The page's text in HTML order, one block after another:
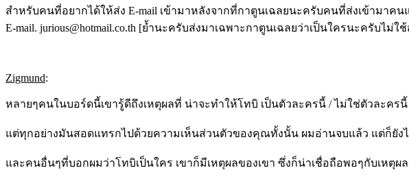
สำหรับคนที่อยากได้ให้ส่ง E-mail เข้ามาหลังจากที่กาตูนเฉลยนะครับคนที่ส่งเข้ามา
E-mail. jurious@hotmail.co.th [ย้ำนะครับส่งมาเฉพาะกาตูนเฉลยว่าเป็นใครนะครับไม่ใ
Zigmund:
หลายๆคนในบอร์ดนี้เขารู้ดีถึงเหตุผลที่ น่าจะทำให้โทบิ เป็นตัวละครนี้ / ไม่ใช่ตัวละค
แต่ทุกอย่างมันสอดแทรกไปด้วยความเห็นส่วนตัวของคุณทั้งนั้น ผมอ่านจบแล้ว แต่ก็ยังไ
และคนอื่นๆที่บอกผมว่าโทบิเป็นใคร เขาก็มีเหตุผลของเขา ซึ่งก็น่าเชื่อถือพอๆกับเหตุ